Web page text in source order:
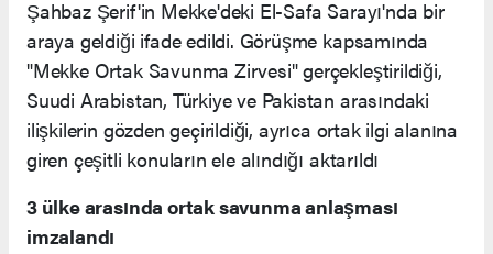
Şahbaz Şerif'in Mekke'deki El-Safa Sarayı'nda bir
araya geldiği ifade edildi. Görüşme kapsamında
"Mekke Ortak Savunma Zirvesi" gerçekleştirildiği,
Suudi Arabistan, Türkiye ve Pakistan arasındaki
ilişkilerin gözden geçirildiği, ayrıca ortak ilgi alanına
giren çeşitli konuların ele alındığı aktarıldı
3 ülke arasında ortak savunma anlaşması
imzalandı